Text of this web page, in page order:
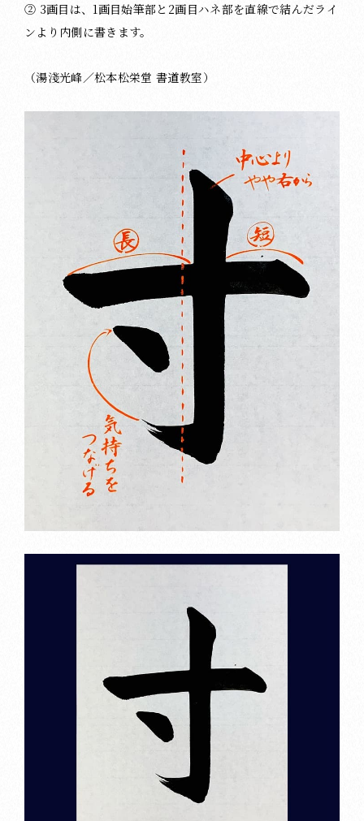
② 3画目は、1画目始筆部と2画目ハネ部を直線で結んだライ
ンより内側に書きます。
（湯淺光峰／松本松栄堂 書道教室）